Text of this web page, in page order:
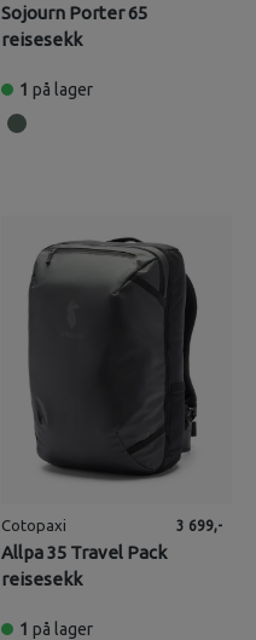
Sojourn Porter 65
reisesekk
1 på lager
Cotopaxi
Allpa 35 Travel Pack
reisesekk
3 699,-
1 på lager